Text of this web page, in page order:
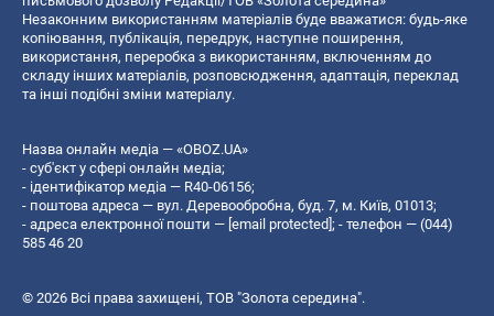
Незаконним використанням матеріалів буде вважатися: будь-яке
копiювання, публiкацiя, передрук, наступне поширення,
використання, переробка з використанням, включенням до
складу інших матеріалів, розповсюдження, адаптація, переклад
та інші подібні зміни матеріалу.
Назва онлайн медіа — «OBOZ.UA»
- суб'єкт у сфері онлайн медіа;
- ідентифікатор медіа — R40-06156;
- поштова адреса — вул. Деревообробна, буд. 7, м. Київ, 01013;
- адреса електронної пошти — [email protected]; - телефон — (044)
585 46 20
© 2026 Всі права захищені, ТОВ "Золота середина".